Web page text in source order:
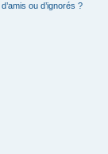
ou d’ignorés ?